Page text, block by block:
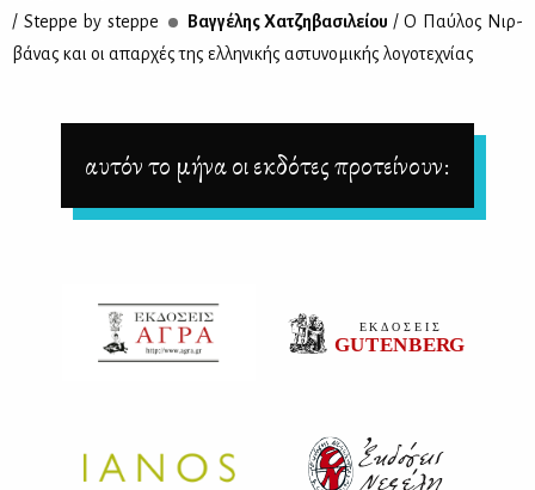
/ Steppe by steppe
Βαγ­γέ­λης Χα­τζη­βα­σι­λεί­ου / Ο Παύ­λος Νιρ­
βά­νας και οι απαρ­χές της ελ­λη­νι­κής αστυ­νο­μι­κής λο­γο­τε­χνί­ας
αυτόν το μήνα οι εκδότες προτείνουν: